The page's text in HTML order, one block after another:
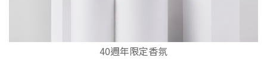
40週年限定香氛